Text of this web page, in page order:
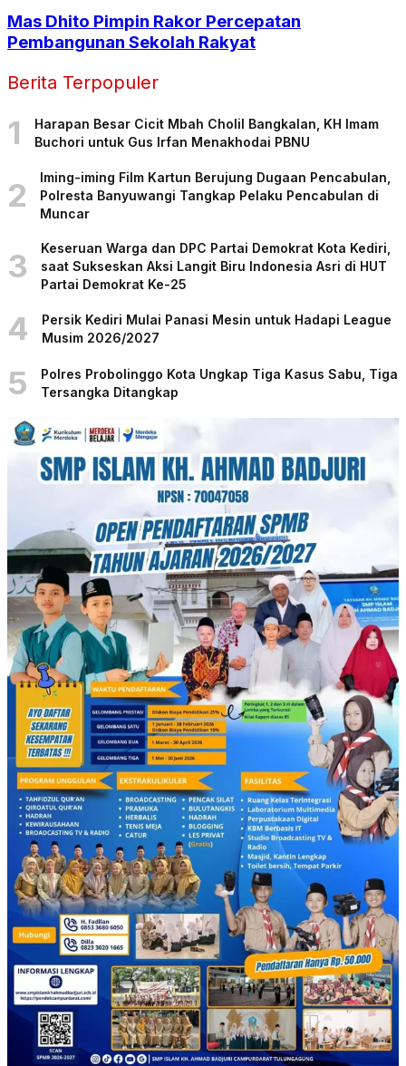
Mas Dhito Pimpin Rakor Percepatan
Pembangunan Sekolah Rakyat
Berita Terpopuler
1
Harapan Besar Cicit Mbah Cholil Bangkalan, KH Imam
Buchori untuk Gus Irfan Menakhodai PBNU
2
Iming-iming Film Kartun Berujung Dugaan Pencabulan,
Polresta Banyuwangi Tangkap Pelaku Pencabulan di
Muncar
3
Keseruan Warga dan DPC Partai Demokrat Kota Kediri,
saat Sukseskan Aksi Langit Biru Indonesia Asri di HUT
Partai Demokrat Ke-25
4
Persik Kediri Mulai Panasi Mesin untuk Hadapi League
Musim 2026/2027
5
Polres Probolinggo Kota Ungkap Tiga Kasus Sabu, Tiga
Tersangka Ditangkap